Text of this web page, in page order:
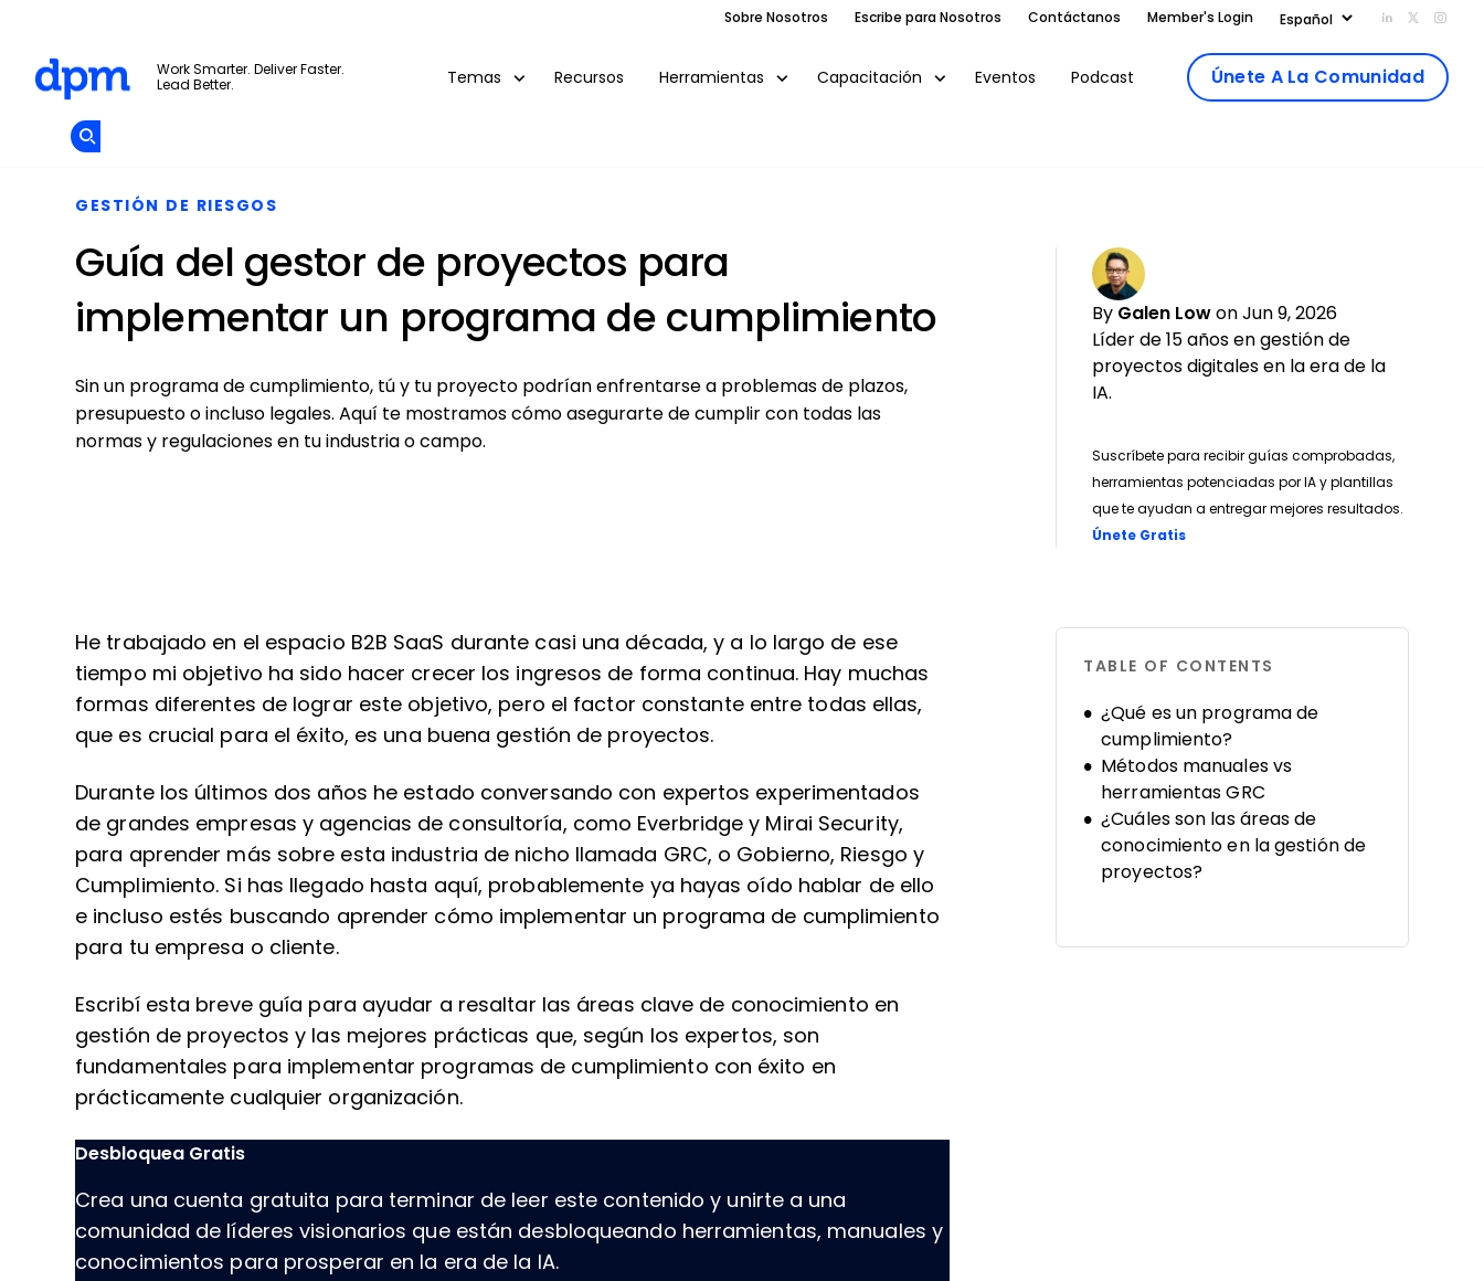
Skip to main content
Sobre Nosotros Escribe para Nosotros Contáctanos Member's Login Add us on
Follow
Work Smarter. Deliver Faster.
Lead Better.
Temas Recursos Herramientas Capacitación Eventos Podcast Únete A La Comunidad
Add as
GESTIÓN DE RIESGOS
Guía del gestor de proyectos para
implementar un programa de cumplimiento
By Galen Low on Jun 9, 2026
Líder de 15 años en gestión de
proyectos digitales en la era de la
IA.
Suscríbete para recibir guías comprobadas,
herramientas potenciadas por IA y plantillas
que te ayudan a entregar mejores resultados.
Únete GratisOpens new window
Sin un programa de cumplimiento, tú y tu proyecto podrían enfrentarse a problemas de plazos,
presupuesto o incluso legales. Aquí te mostramos cómo asegurarte de cumplir con todas las
normas y regulaciones en tu industria o campo.
He trabajado en el espacio B2B SaaS durante casi una década, y a lo largo de ese
tiempo mi objetivo ha sido hacer crecer los ingresos de forma continua. Hay muchas
formas diferentes de lograr este objetivo, pero el factor constante entre todas ellas,
que es crucial para el éxito, es una buena gestión de proyectos.
Durante los últimos dos años he estado conversando con expertos experimentados
de grandes empresas y agencias de consultoría, como Everbridge y Mirai Security,
para aprender más sobre esta industria de nicho llamada GRC, o Gobierno, Riesgo y
Cumplimiento. Si has llegado hasta aquí, probablemente ya hayas oído hablar de ello
e incluso estés buscando aprender cómo implementar un programa de cumplimiento
para tu empresa o cliente.
Escribí esta breve guía para ayudar a resaltar las áreas clave de conocimiento en
gestión de proyectos y las mejores prácticas que, según los expertos, son
fundamentales para implementar programas de cumplimiento con éxito en
prácticamente cualquier organización.
Desbloquea Gratis
Crea una cuenta gratuita para terminar de leer este contenido y unirte a una
comunidad de líderes visionarios que están desbloqueando herramientas, manuales y
conocimientos para prosperar en la era de la IA.
TABLE OF CONTENTS
¿Qué es un programa de
cumplimiento?
Métodos manuales vs
herramientas GRC
¿Cuáles son las áreas de
conocimiento en la gestión de
proyectos?